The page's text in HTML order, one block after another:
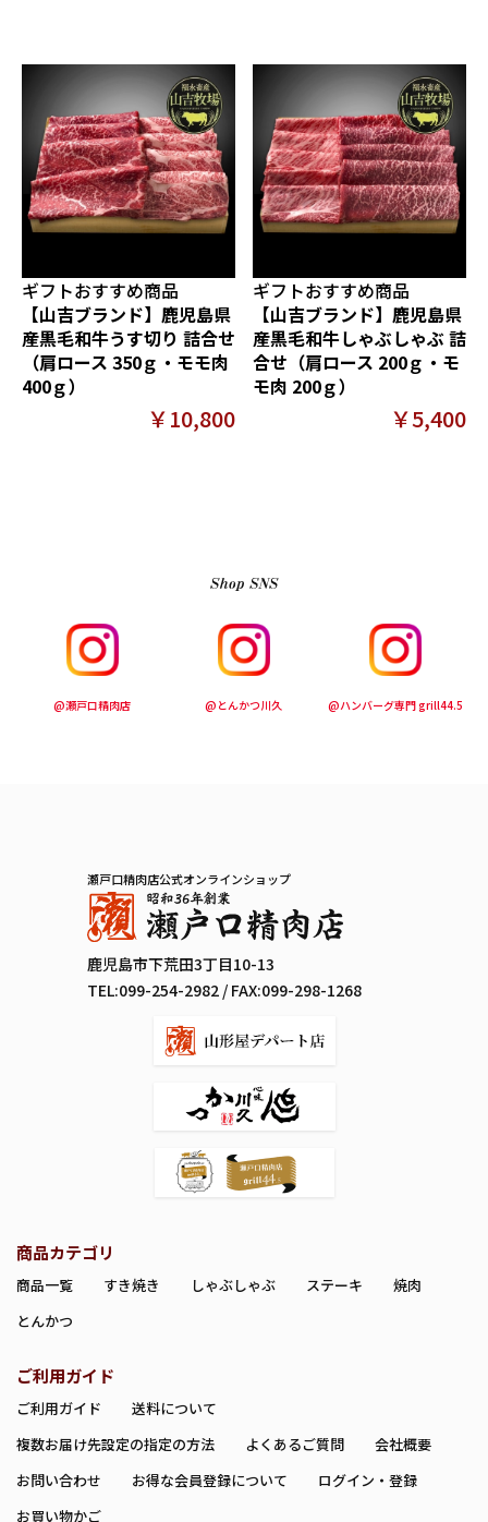
ギフトおすすめ商品
【山吉ブランド】鹿児島県
産黒毛和牛うす切り 詰合せ
（肩ロース 350ｇ・モモ肉
400ｇ）
￥10,800
ギフトおすすめ商品
【山吉ブランド】鹿児島県
産黒毛和牛しゃぶしゃぶ 詰
合せ（肩ロース 200ｇ・モ
モ肉 200ｇ）
￥5,400
@瀬戸口精肉店 @とんかつ川久 @ハンバーグ専門 grill44.5
瀬戸口精肉店公式オンラインショップ
鹿児島市下荒田3丁目10-13
TEL:099-254-2982 / FAX:099-298-1268
商品カテゴリ
商品一覧 すき焼き しゃぶしゃぶ ステーキ
焼肉
とんかつ
ご利用ガイド
ご利用ガイド
送料について
複数お届け先設定の指定の方法
よくあるご質問
会社概要
お問い合わせ
お得な会員登録について
ログイン・登録
お買い物かご